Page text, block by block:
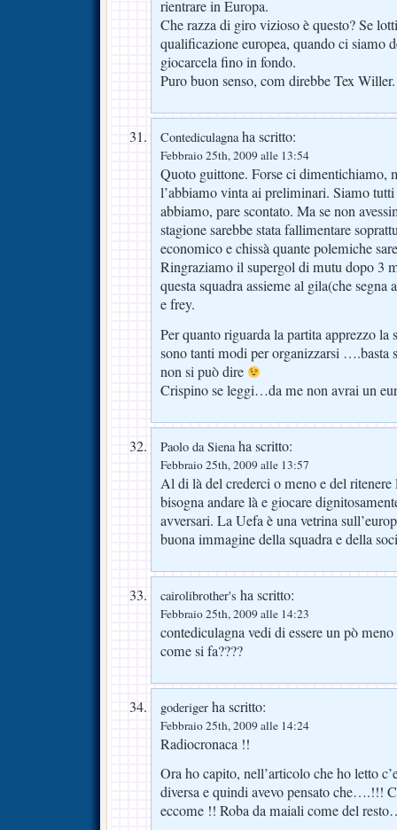
rientrare in Europa.
Che razza di giro vizioso è questo? Se
qualificazione europea, quando ci siamo
giocarcela fino in fondo.
Puro buon senso, com direbbe Tex Willer.
Contediculagnaha scritto:
Febbraio 25th, 2009 alle 13:54
Quoto guittone. Forse ci dimentichiamo,
l’abbiamo vinta ai preliminari. Siamo
abbiamo, pare scontato. Ma se non
stagione sarebbe stata fallimentare
economico e chissà quante polemiche
Ringraziamo il supergol di mutu dopo 3
questa squadra assieme al gila(che segna
e frey.
Per quanto riguarda la partita apprezzo
sono tanti modi per organizzarsi ….basta
non si può dire
Crispino se leggi…da me non avrai un
Paolo da Sienaha scritto:
Febbraio 25th, 2009 alle 13:57
Al di là del crederci o meno e del
bisogna andare là e giocare
avversari. La Uefa è una vetrina
buona immagine della squadra e della
cairolibrother's ha scritto:
Febbraio 25th, 2009 alle 14:23
contediculagna vedi di essere un pò
come si fa????
goderiger ha scritto:
Febbraio 25th, 2009 alle 14:24
Radiocronaca !!
Ora ho capito, nell’articolo che ho letto
diversa e quindi avevo pensato che….!!!
eccome !! Roba da maiali come del